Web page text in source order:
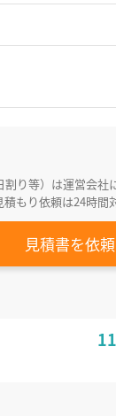
り等）は運営会社
もり依頼は24時間
見積書を依頼